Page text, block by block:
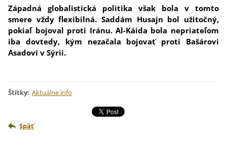
Západná globalistická politika však bola v tomto
smere vždy flexibilná. Saddám Husajn bol užitočný,
pokiaľ bojoval proti Iránu. Al-Káida bola nepriateľom
iba dovtedy, kým nezačala bojovať proti Bašárovi
Asadovi v Sýrii.
Štítky: Aktuálne info
Späť